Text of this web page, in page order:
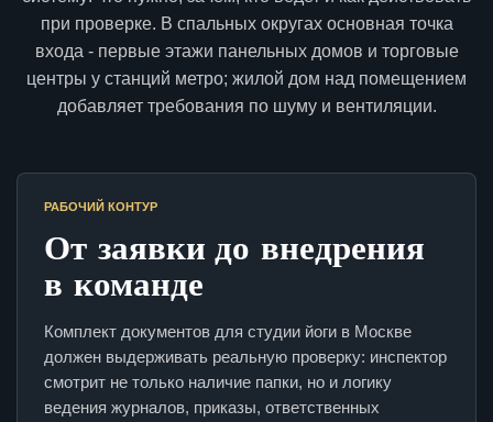
при проверке. В спальных округах основная точка
входа - первые этажи панельных домов и торговые
центры у станций метро; жилой дом над помещением
добавляет требования по шуму и вентиляции.
РАБОЧИЙ КОНТУР
От заявки до внедрения
в команде
Комплект документов для студии йоги в Москве
должен выдерживать реальную проверку: инспектор
смотрит не только наличие папки, но и логику
ведения журналов, приказы, ответственных